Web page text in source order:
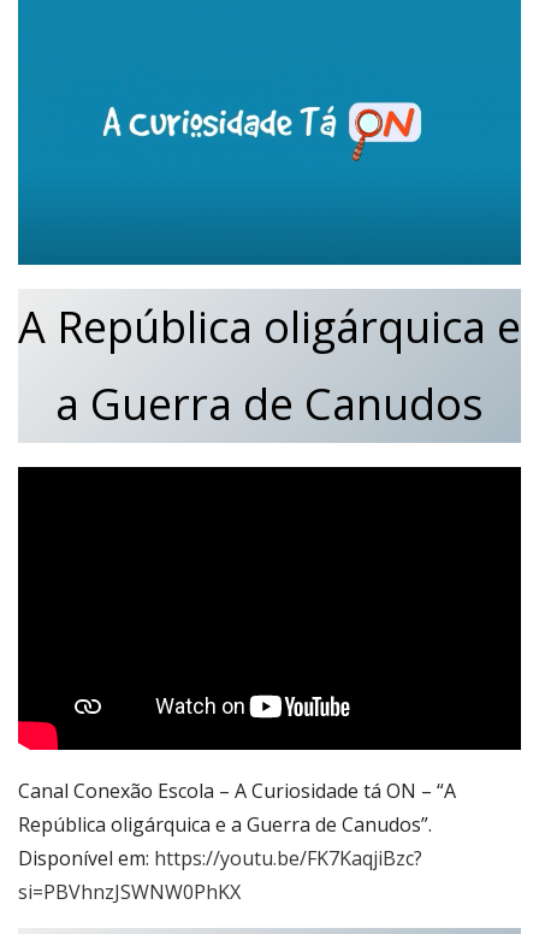
A República oligárquica e
a Guerra de Canudos
Canal Conexão Escola – A Curiosidade tá ON – “A
República oligárquica e a Guerra de Canudos”.
Disponível em: https://youtu.be/FK7KaqjiBzc?
si=PBVhnzJSWNW0PhKX